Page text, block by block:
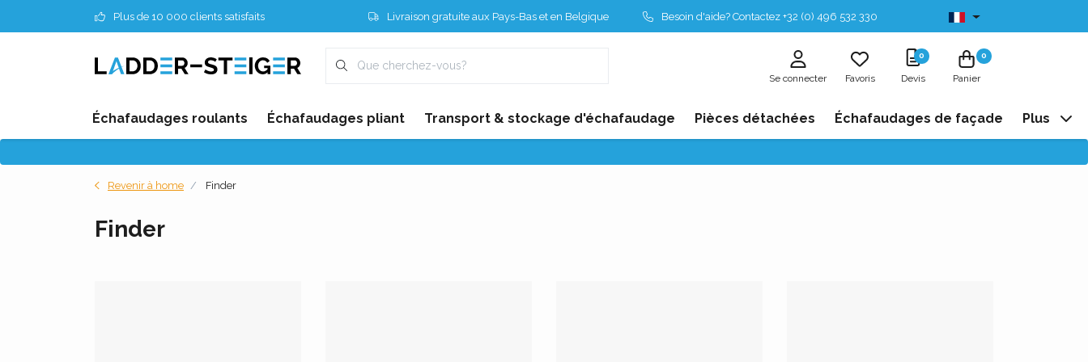
Plus de 10 000 clients satisfaits Livraison gratuite aux Pays-Bas et en Belgique Besoin d'aide? Contactez +32 (0) 496 532 330 Disponibles de stock
Se connecter Favoris
0
Devis
0
Panier
Échafaudages roulants Échafaudages pliant Transport & stockage d'échafaudage Pièces détachées Échafaudages de façade Plus
Revenir à home Finder
Finder